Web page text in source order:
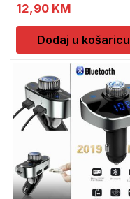
12,90 KM
Dodaj u košaricu